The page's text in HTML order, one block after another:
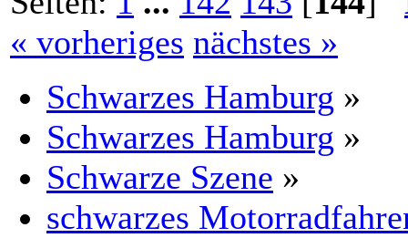
« vorheriges nächstes »
Schwarzes Hamburg »
Schwarzes Hamburg »
Schwarze Szene »
schwarzes